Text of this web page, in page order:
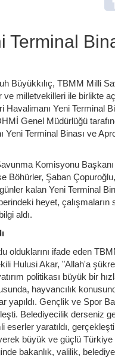
Büyükkılıç, TBMM Milli
milletvekilleri ile birlikte
Yeni Terminal
Genel Müdürlüğü
Terminal Binası ve
Komisyonu
Şaban
kalan Yeni Terminal
heyet, çalışmaların
aldı.
olduklarını ifade eden
Hulusi Akar, "Allah'a
politikası büyük bir
hayvancılık
Gençlik ve Spor
Belediyecilik derseniz
yaratıldı,
büyük ve güçlü Türkiye
bakanlık, valilik,